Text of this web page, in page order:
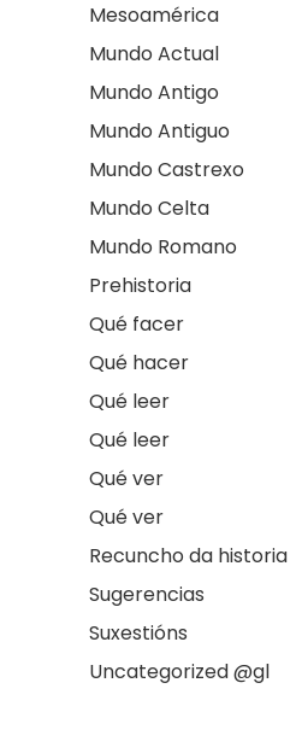
Mesoamérica
Mundo Actual
Mundo Antigo
Mundo Antiguo
Mundo Castrexo
Mundo Celta
Mundo Romano
Prehistoria
Qué facer
Qué hacer
Qué leer
Qué leer
Qué ver
Qué ver
Recuncho da historia
Sugerencias
Suxestións
Uncategorized @gl